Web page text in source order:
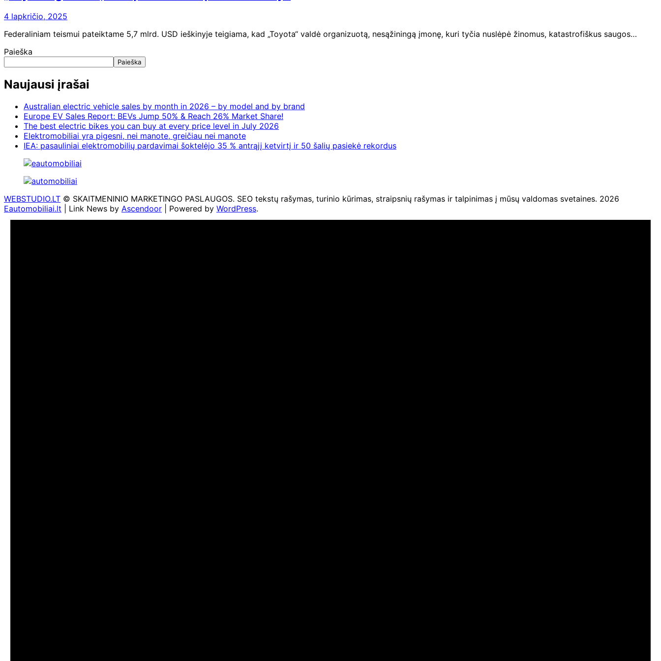
4 lapkričio, 2025
Federaliniam teismui pateiktame 5,7 mlrd. USD ieškinyje teigiama, kad „Toyota“ valdė organizuotą, nesąžiningą įmonę, kuri tyčia nuslėpė žinomus, katastrofiškus saugos…
Paieška
Paieška
Naujausi įrašai
Australian electric vehicle sales by month in 2026 – by model and by brand
Europe EV Sales Report: BEVs Jump 50% & Reach 26% Market Share!
The best electric bikes you can buy at every price level in July 2026
Elektromobiliai yra pigesni, nei manote, greičiau nei manote
IEA: pasauliniai elektromobilių pardavimai šoktelėjo 35 % antrąjį ketvirtį ir 50 šalių pasiekė rekordus
WEBSTUDIO.LT © SKAITMENINIO MARKETINGO PASLAUGOS. SEO tekstų rašymas, turinio kūrimas, straipsnių rašymas ir talpinimas į mūsų valdomas svetaines. 2026
Eautomobiliai.lt | Link News by Ascendoor | Powered by WordPress.